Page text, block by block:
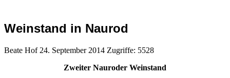
Weinstand in Naurod
Beate Hof 24. September 2014 Zugriffe: 5528
Zweiter Nauroder Weinstand